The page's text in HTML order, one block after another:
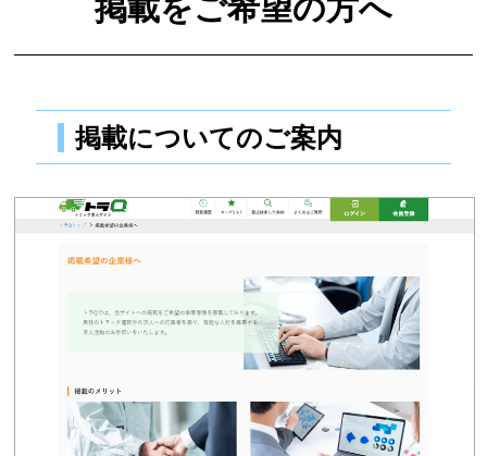
掲載をご希望の方へ
掲載についてのご案内